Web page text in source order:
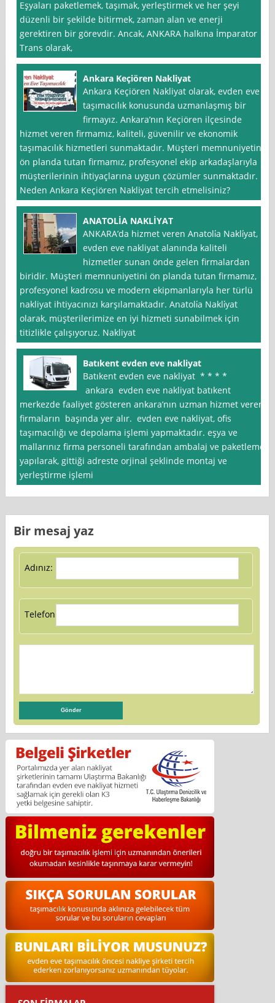
Eşyaları paketlemek, taşımak, yerleştirmek ve her şeyi
düzenli bir şekilde bitirmek, zaman alan ve enerji
gerektiren bir görevdir. Ancak, ANKARA halkına İmparator
Trans olarak,
Ankara Keçiören Nakliyat
Ankara Keçiören Nakliyat olarak, evden eve
taşımacılık konusunda uzmanlaşmış bir
firmayız. Ankara’nın Keçiören ilçesinde
hizmet veren firmamız, kaliteli, güvenilir ve ekonomik
taşımacılık hizmetleri sunmaktadır. Müşteri memnuniyetini
ön planda tutan firmamız, profesyonel ekip arkadaşlarıyla
müşterilerinin ihtiyaçlarına uygun çözümler sunmaktadır.
Neden Ankara Keçiören Nakliyat tercih etmelisiniz?
ANATOLİA NAKLİYAT
ANKARA’da hizmet veren Anatoli̇a Nakli̇yat,
evden eve nakliyat alanında kaliteli
hizmetler sunan önde gelen firmalardan
biridir. Müşteri memnuniyetini ön planda tutan firmamız,
profesyonel kadrosu ve modern ekipmanlarıyla her türlü
nakliyat ihtiyacınızı karşılamaktadır. Anatoli̇a Nakli̇yat
olarak, müşterilerimize en iyi hizmeti sunabilmek için
titizlikle çalışıyoruz. Nakliyat
Batıkent evden eve nakliyat
Batıkent evden eve nakliyat * * * *
ankara evden eve nakliyat batıkent
merkezde faaliyet gösteren ankara’nın uzman hizmet veren
firmaların başında yer alır. evden eve nakliyat, ofis
taşımacılığı ve depolama işlemi yapmaktadır. eşya ve
mallarınız firma personeli tarafından ambalaj ve paketleme
yapılarak, gittiği adreste orjinal şeklinde montaj ve
yerleştirme işlemi
Bir mesaj yaz
Adınız:
Telefon: